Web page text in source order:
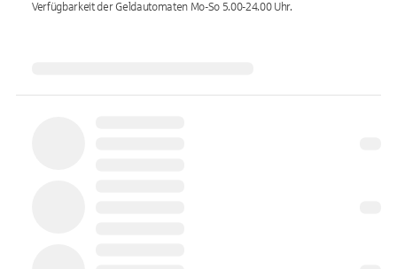
Verfügbarkeit der Geldautomaten Mo-So 5.00-24.00Uhr.